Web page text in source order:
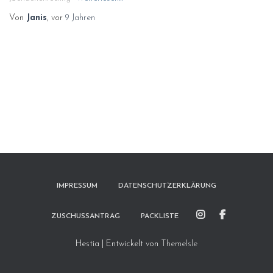
Von Janis, vor 9 Jahren
IMPRESSUM DATENSCHUTZERKLÄRUNG
ZUSCHUSSANTRAG PACKLISTE
Hestia | Entwickelt von ThemeIsle